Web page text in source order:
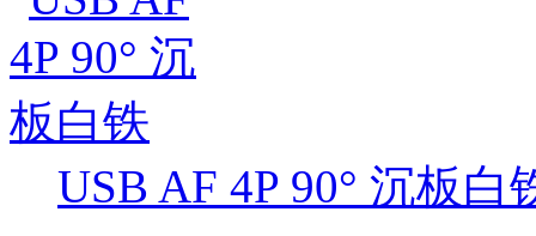
USB AF 4P 90° 沉板白